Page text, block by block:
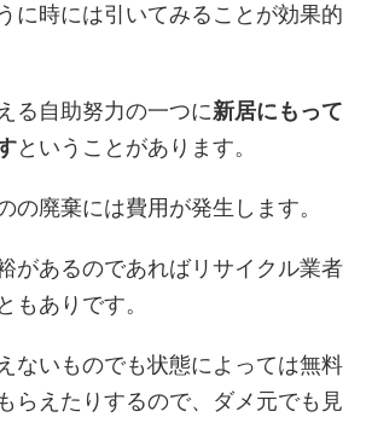
に時には引いてみることが効果的
る自助努力の一つに新居にもって
ということがあります。
の廃棄には費用が発生します。
があるのであればリサイクル業者
もありです。
ないものでも状態によっては無料
らえたりするので、ダメ元でも見